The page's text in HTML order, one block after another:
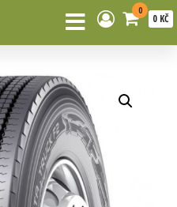
0
0 KČ